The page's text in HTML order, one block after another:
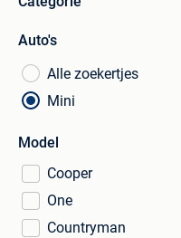
Auto's
Alle zoekertjes
Mini
Model
Cooper
One
Countryman